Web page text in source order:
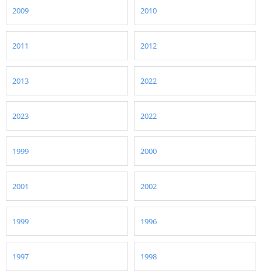
2009 2010
2011 2012
2013 2022
2023 2022
1999 2000
2001 2002
1999 1996
1997 1998